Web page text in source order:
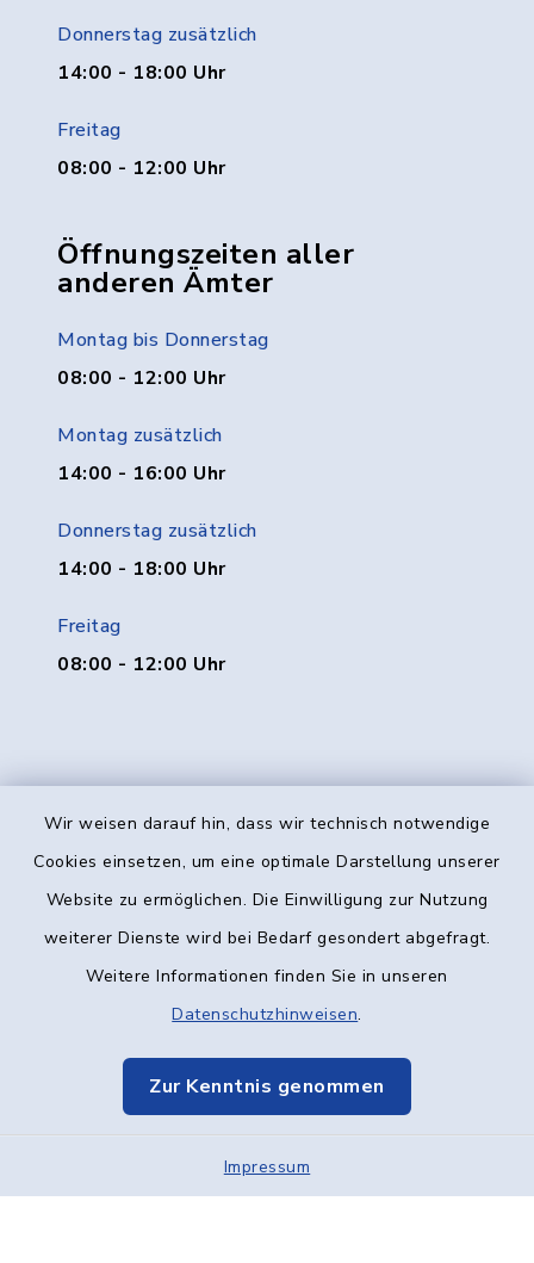
Wir weisen darauf hin, dass wir technisch notwendige
Cookies einsetzen, um eine optimale Darstellung unserer
Website zu ermöglichen. Die Einwilligung zur Nutzung
weiterer Dienste wird bei Bedarf gesondert abgefragt.
Weitere Informationen finden Sie in unseren
Datenschutzhinweisen.
Zur Kenntnis genommen
Impressum
Donnerstag zusätzlich
14:00 - 18:00 Uhr
Freitag
08:00 - 12:00 Uhr
Öffnungszeiten aller
anderen Ämter
Montag bis Donnerstag
08:00 - 12:00 Uhr
Montag zusätzlich
14:00 - 16:00 Uhr
Donnerstag zusätzlich
14:00 - 18:00 Uhr
Freitag
08:00 - 12:00 Uhr
Kontakt
Datenschutz
Elektronische Kommunikation
Sitemap